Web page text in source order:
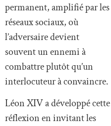
permanent, amplifié par les
réseaux sociaux, où
l’adversaire devient
souvent un ennemi à
combattre plutôt qu’un
interlocuteur à convaincre.
Léon XIV a développé cette
réflexion en invitant les